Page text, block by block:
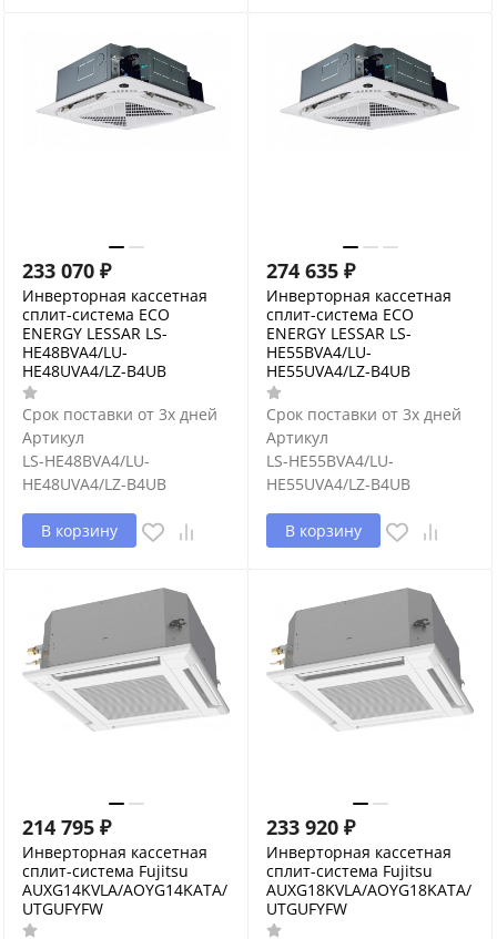
233 070 ₽
Инверторная кассетная
сплит-система ECO
ENERGY LESSAR LS-
HE48BVA4/LU-
HE48UVA4/LZ-B4UB
Срок поставки от 3х дней
Артикул
LS-HE48BVA4/LU-
HE48UVA4/LZ-B4UB
В корзину
274 635 ₽
Инверторная кассетная
сплит-система ECO
ENERGY LESSAR LS-
HE55BVA4/LU-
HE55UVA4/LZ-B4UB
Срок поставки от 3х дней
Артикул
LS-HE55BVA4/LU-
HE55UVA4/LZ-B4UB
В корзину
214 795 ₽
Инверторная кассетная
сплит-система Fujitsu
AUXG14KVLA/AOYG14KATA/
UTGUFYFW
233 920 ₽
Инверторная кассетная
сплит-система Fujitsu
AUXG18KVLA/AOYG18KATA/
UTGUFYFW